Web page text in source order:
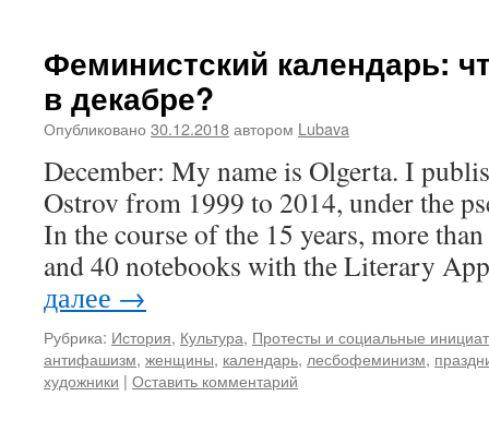
Феминистский календарь:
в декабре?
Опубликовано 30.12.2018автором Lubava
December: My name is Olgerta. I
Ostrov from 1999 to 2014, under the
In the course of the 15 years, more
and 40 notebooks with the Literary
далее →
Рубрика: История, Культура, Протесты и социальные
антифашизм, женщины, календарь, лесбофеминизм,
художники | Оставить комментарий